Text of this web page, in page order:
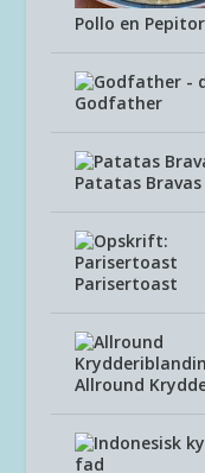
Pollo en
Godfather
Patatas Bravas
Parisertoast
Allround